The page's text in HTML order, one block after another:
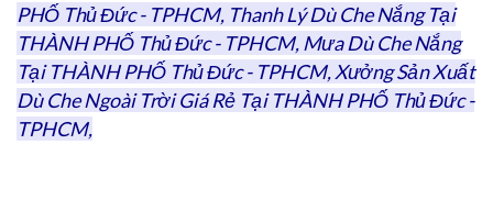
PHỐ Thủ Đức - TPHCM, Thanh Lý Dù Che Nắng Tại
THÀNH PHỐ Thủ Đức - TPHCM, Mưa Dù Che Nắng
Tại THÀNH PHỐ Thủ Đức - TPHCM, Xưởng Sản Xuất
Dù Che Ngoài Trời Giá Rẻ Tại THÀNH PHỐ Thủ Đức -
TPHCM,